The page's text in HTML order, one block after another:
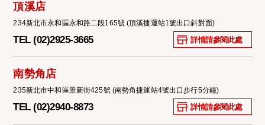
頂溪店
234新北市永和區永和路二段165號 (頂溪捷運站1號出口斜對面)
TEL (02)2925-3665 詳情請參閱此處
南勢角店
235新北市中和區景新街425號 (南勢角捷運站4號出口步行5分鐘)
TEL (02)2940-8873 詳情請參閱此處